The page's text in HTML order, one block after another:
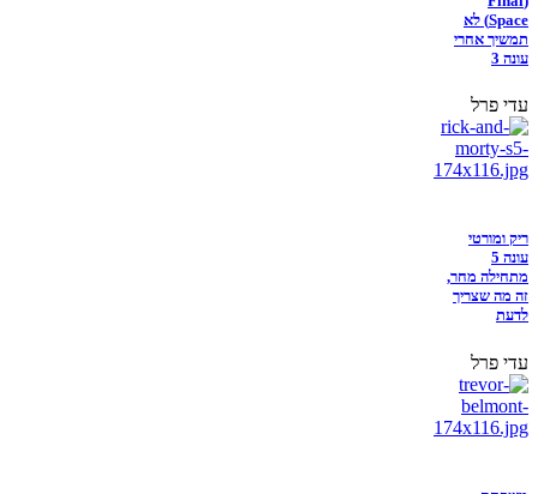
Space) לא
תמשיך אחרי
עונה 3
עדי פרל
ריק ומורטי
עונה 5
מתחילה מחר,
זה מה שצריך
לדעת
עדי פרל